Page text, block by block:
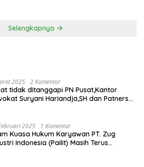
Selengkapnya
2025 2 Komentar
tidak ditanggapi PN Pusat,Kantor
Suryani Hariandja,SH dan Patners
2025 1 Komentar
Kuasa Hukum Karyawan PT. Zug
Indonesia (Pailit) Masih Terus